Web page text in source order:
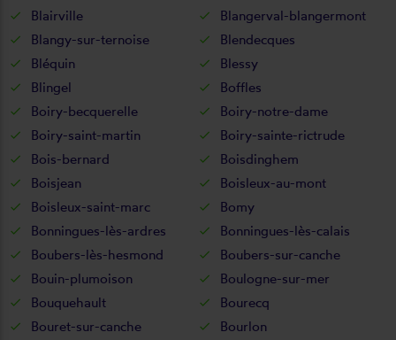
Blairville
Blangerval-blangermont
Blangy-sur-ternoise
Blendecques
Bléquin
Blessy
Blingel
Boffles
Boiry-becquerelle
Boiry-notre-dame
Boiry-saint-martin
Boiry-sainte-rictrude
Bois-bernard
Boisdinghem
Boisjean
Boisleux-au-mont
Boisleux-saint-marc
Bomy
Bonningues-lès-ardres
Bonningues-lès-calais
Boubers-lès-hesmond
Boubers-sur-canche
Bouin-plumoison
Boulogne-sur-mer
Bouquehault
Bourecq
Bouret-sur-canche
Bourlon